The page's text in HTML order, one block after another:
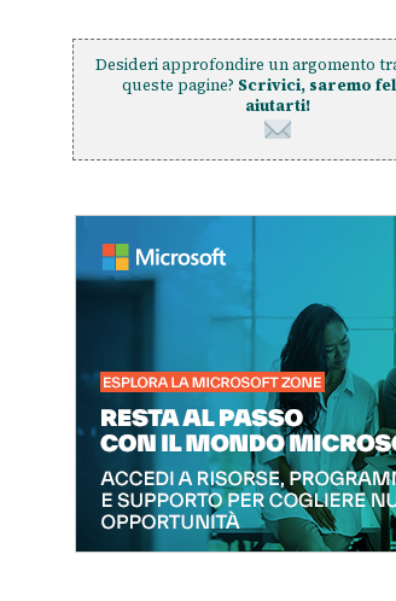
Desideri approfondire un argomento
queste pagine? Scrivici, saremo
aiutarti!